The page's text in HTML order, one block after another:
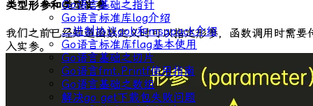
Go语言基础之指针
Go语言标准库log介绍
二进制协议gob和msgpack介绍
Go语言标准库flag基本使用
Go语言基础之切片
Go语言fmt.Printf使用指南
Go语言基础之数组
解决go get下载包失败问题
类型形参和类型实参
我们之前已经知道函数定义时可以指定形参，函数调用时需要
入实参。